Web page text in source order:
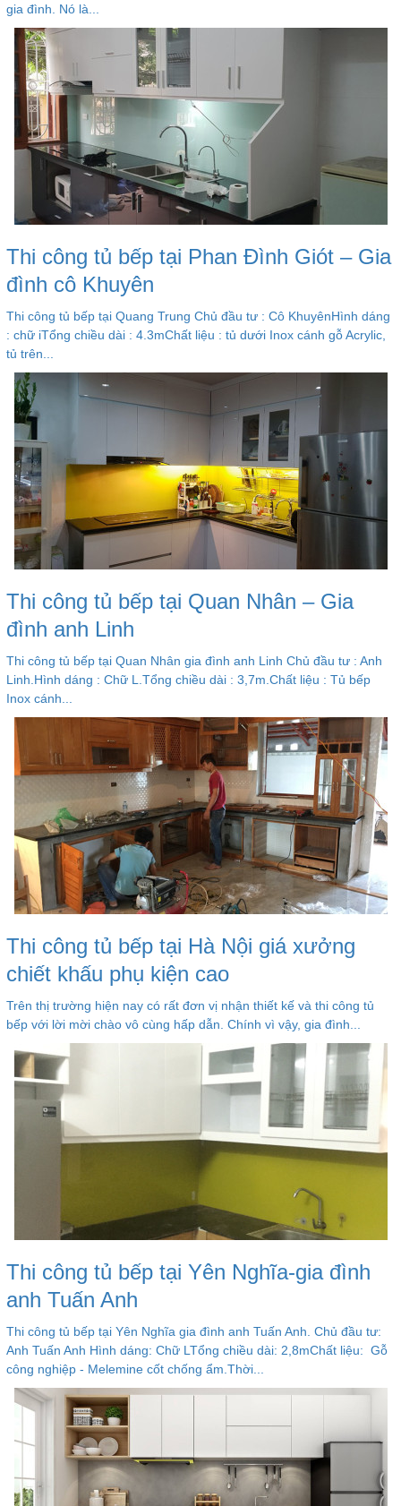
gia đình. Nó là...
Thi công tủ bếp tại Phan Đình Giót – Gia
đình cô Khuyên
Thi công tủ bếp tại Quang Trung Chủ đầu tư : Cô KhuyênHình dáng
: chữ iTổng chiều dài : 4.3mChất liệu : tủ dưới Inox cánh gỗ Acrylic,
tủ trên...
Thi công tủ bếp tại Quan Nhân – Gia
đình anh Linh
Thi công tủ bếp tại Quan Nhân gia đình anh Linh Chủ đầu tư : Anh
Linh.Hình dáng : Chữ L.Tổng chiều dài : 3,7m.Chất liệu : Tủ bếp
Inox cánh...
Thi công tủ bếp tại Hà Nội giá xưởng
chiết khấu phụ kiện cao
Trên thị trường hiện nay có rất đơn vị nhận thiết kế và thi công tủ
bếp với lời mời chào vô cùng hấp dẫn. Chính vì vậy, gia đình...
Thi công tủ bếp tại Yên Nghĩa-gia đình
anh Tuấn Anh
Thi công tủ bếp tại Yên Nghĩa gia đình anh Tuấn Anh. Chủ đầu tư:
Anh Tuấn Anh Hình dáng: Chữ LTổng chiều dài: 2,8mChất liệu: Gỗ
công nghiệp - Melemine cốt chống ẩm.Thời...